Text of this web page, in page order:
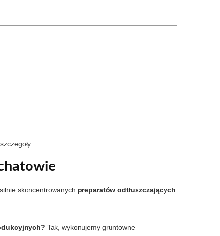
skoncentrowanych preparatów odtłuszczających
Tak, wykonujemy gruntowne